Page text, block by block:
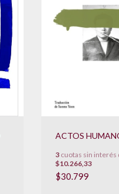
ACTOS
3 cuotas sin interés
$10.266,33
$30.799